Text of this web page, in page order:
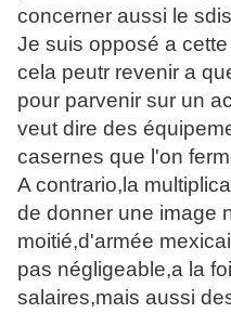
concerner aussi le
Je suis opposé a
cela peutr revenir a
pour parvenir sur un
veut dire des
casernes que l'on
A contrario,la
de donner une image
moitié,d'armée
pas négligeable,a la
salaires,mais aussi